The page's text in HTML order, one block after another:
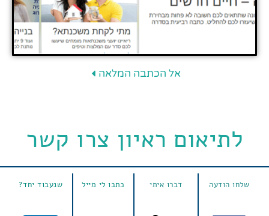
אל הכתבה המלאה
לתיאום ראיון צרו קשר
שלחו הודעה דברו איתי כתבו לי מייל שנעבוד יחד?